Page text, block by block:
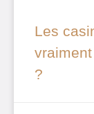
Les
?